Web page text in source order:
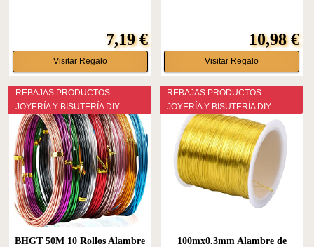
7,19 €
Visitar Regalo
10,98 €
Visitar Regalo
REBAJAS PRODUCTOS
JOYERÍA Y BISUTERÍA DIY
BHGT 50M 10 Rollos Alambre
REBAJAS PRODUCTOS
JOYERÍA Y BISUTERÍA DIY
100mx0.3mm Alambre de